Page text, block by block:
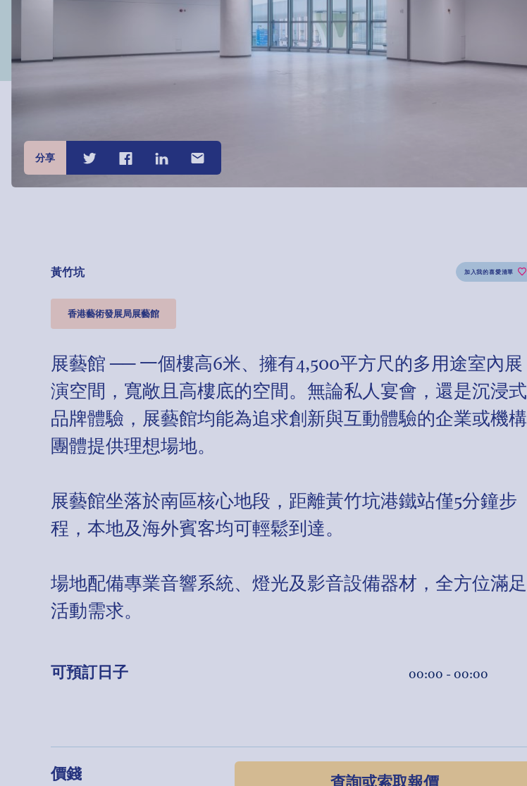
分享
黃竹坑 加入我的喜愛清單
香港藝術發展局展藝館
展藝館 ── 一個樓高6米、擁有4,500平方尺的多用途室內展
演空間，寬敞且高樓底的空間。無論私人宴會，還是沉浸式
品牌體驗，展藝館均能為追求創新與互動體驗的企業或機構
團體提供理想場地。
展藝館坐落於南區核心地段，距離黃竹坑港鐵站僅5分鐘步
程，本地及海外賓客均可輕鬆到達。
場地配備專業音響系統、燈光及影音設備器材，全方位滿足
活動需求。
可預訂日子 00:00 - 00:00
價錢 查詢或索取報價